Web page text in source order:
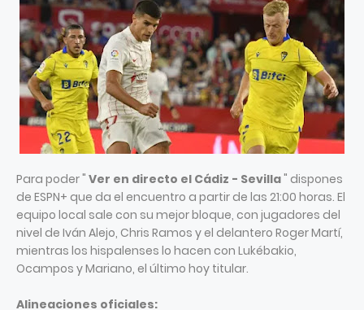
Para poder " Ver en directo el Cádiz - Sevilla" dispones
de ESPN+ que da el encuentro a partir de las 21:00 horas. El
equipo local sale con su mejor bloque, con jugadores del
nivel de Iván Alejo, Chris Ramos y el delantero Roger Martí,
mientras los hispalenses lo hacen con Lukébakio,
Ocampos y Mariano, el último hoy titular.
Alineaciones oficiales: